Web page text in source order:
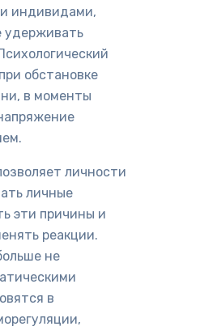
индивидами,
удерживать
обстановке
в моменты
личности
личные
эти причины и
реакции.
не
в